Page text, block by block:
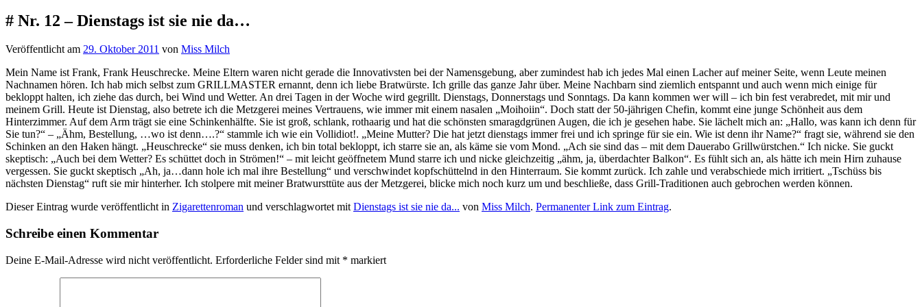
# Nr. 12 – Dienstags ist sie nie da…
Veröffentlicht am 29. Oktober 2011 von Miss Milch
Mein Name ist Frank, Frank Heuschrecke. Meine Eltern waren nicht gerade die Innovativsten bei der Namensgebung, aber zumindest hab ich jedes Mal einen Lacher auf meiner Seite, wenn Leute meinen
Nachnamen hören. Ich hab mich selbst zum GRILLMASTER ernannt, denn ich liebe Bratwürste. Ich grille das ganze Jahr über. Meine Nachbarn sind ziemlich entspannt und auch wenn mich einige für
bekloppt halten, ich ziehe das durch, bei Wind und Wetter. An drei Tagen in der Woche wird gegrillt. Dienstags, Donnerstags und Sonntags. Da kann kommen wer will – ich bin fest verabredet, mit mir und
meinem Grill. Heute ist Dienstag, also betrete ich die Metzgerei meines Vertrauens, wie immer mit einem nasalen „Moihoiin“. Doch statt der 50-jährigen Chefin, kommt eine junge Schönheit aus dem
Hinterzimmer. Auf dem Arm trägt sie eine Schinkenhälfte. Sie ist groß, schlank, rothaarig und hat die schönsten smaragdgrünen Augen, die ich je gesehen habe. Sie lächelt mich an: „Hallo, was kann ich denn für
Sie tun?“ – „Ähm, Bestellung, …wo ist denn….?“ stammle ich wie ein Vollidiot!. „Meine Mutter? Die hat jetzt dienstags immer frei und ich springe für sie ein. Wie ist denn ihr Name?“ fragt sie, während sie den
Schinken an den Haken hängt. „Heuschrecke“ sie muss denken, ich bin total bekloppt, ich starre sie an, als käme sie vom Mond. „Ach sie sind das – mit dem Dauerabo Grillwürstchen.“ Ich nicke. Sie guckt
skeptisch: „Auch bei dem Wetter? Es schüttet doch in Strömen!“ – mit leicht geöffnetem Mund starre ich und nicke gleichzeitig „ähm, ja, überdachter Balkon“. Es fühlt sich an, als hätte ich mein Hirn zuhause
vergessen. Sie guckt skeptisch „Ah, ja…dann hole ich mal ihre Bestellung“ und verschwindet kopfschüttelnd in den Hinterraum. Sie kommt zurück. Ich zahle und verabschiede mich irritiert. „Tschüss bis
nächsten Dienstag“ ruft sie mir hinterher. Ich stolpere mit meiner Bratwursttüte aus der Metzgerei, blicke mich noch kurz um und beschließe, dass Grill-Traditionen auch gebrochen werden können.
Dieser Eintrag wurde veröffentlicht in Zigarettenroman und verschlagwortet mitDienstags ist sie nie da... von Miss Milch. Permanenter Link zum Eintrag.
Schreibe einen Kommentar
Deine E-Mail-Adresse wird nicht veröffentlicht. Erforderliche Felder sind mit * markiert